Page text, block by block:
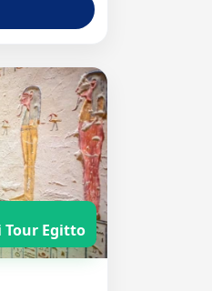
Egitto